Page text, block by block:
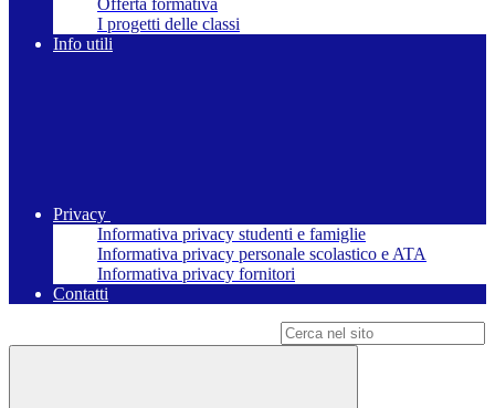
Offerta formativa
I progetti delle classi
Info utili
Privacy
Informativa privacy studenti e famiglie
Informativa privacy personale scolastico e ATA
Informativa privacy fornitori
Contatti